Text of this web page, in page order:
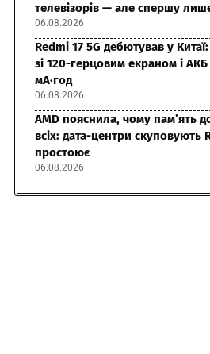
телевізорів — але спершу
06.08.2026
Redmi 17 5G дебютував у
зі 120-герцовим екраном і
мА·год
06.08.2026
AMD пояснила, чому пам’ять
всіх: дата-центри скуповують
простоює
06.08.2026